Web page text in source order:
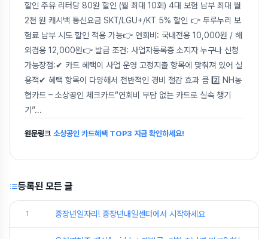
할인 주유 리터당 80원 할인 (월 최대 10회) 4대 보험 납부 최대 월
2천 원 캐시백 통신요금 SKT/LGU+/KT 5% 할인 👉 두루누리 보
험료 납부 시도 할인 적용 가능👉 연회비: 국내전용 10,000원 / 해
외겸용 12,000원👉 발급 조건: 사업자등록증 소지자 누구나 신청
가능장점:✔ 카드 혜택이 사업 운영 고정지출 항목에 맞춰져 있어 실
용적✔ 혜택 항목이 다양해서 전반적인 경비 절감 효과 큼 2️⃣ NH농
협카드 – 소상공인 체크카드“연회비 부담 없는 카드로 실속 챙기
기”...
원문링크 소상공인 카드혜택 TOP3 지금 확인하세요!
등록된 모든 글
1 중장년일자리! 중장년내일센터에서 시작하세요